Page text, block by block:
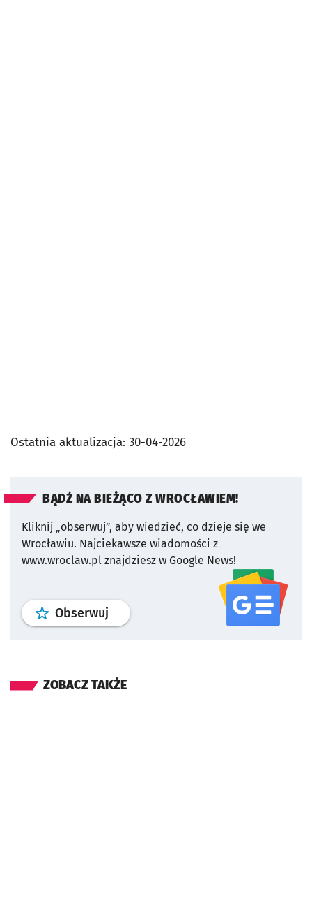
Ostatnia aktualizacja: 30-04-2026
BĄDŹ NA BIEŻĄCO Z WROCŁAWIEM!
Kliknij „obserwuj”, aby wiedzieć, co dzieje się we
Wrocławiu. Najciekawsze wiadomości z
www.wroclaw.pl znajdziesz w Google News!
Obserwuj profil serwisu
ZOBACZ TAKŻE